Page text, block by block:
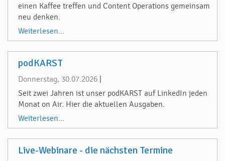
einen Kaffee treffen und Content Operations gemeinsam
neu denken.
Weiterlesen...
podKARST
Donnerstag, 30.07.2026
Seit zwei Jahren ist unser podKARST auf LinkedIn jeden
Monat on Air. Hier die aktuellen Ausgaben.
Weiterlesen...
Live-Webinare - die nächsten Termine